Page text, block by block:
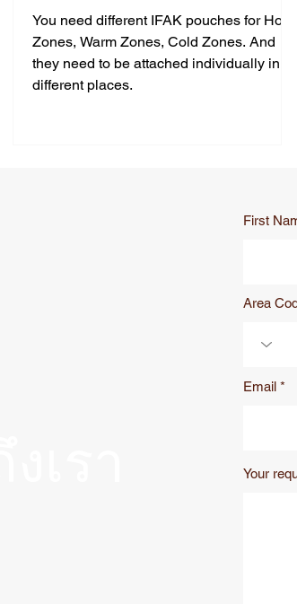
You need different IFAK pouches for Hot
Zones, Warm Zones, Cold Zones. And
they need to be attached individually in
different places.
First
Area
Email
Your